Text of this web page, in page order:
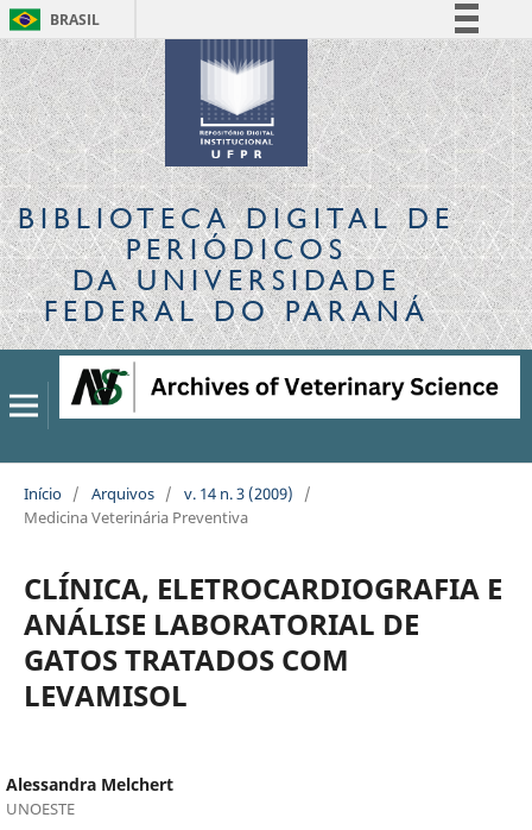
BRASIL
Simplifique!
Comunica BR
Participe
Acesso à informação
Legislação
Canais
BIBLIOTECA DIGITALDE
PERIÓDICOS
DA UNIVERSIDADE
FEDERAL DO PARANÁ
Início / Arquivos / v. 14 n. 3 (2009)
/
Medicina Veterinária Preventiva
CLÍNICA, ELETROCARDIOGRAFIA E
ANÁLISE LABORATORIAL DE
GATOS TRATADOS COM
LEVAMISOL
Alessandra Melchert
UNOESTE